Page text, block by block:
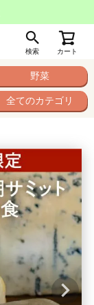
検索 カート
野菜
全てのカテゴリ